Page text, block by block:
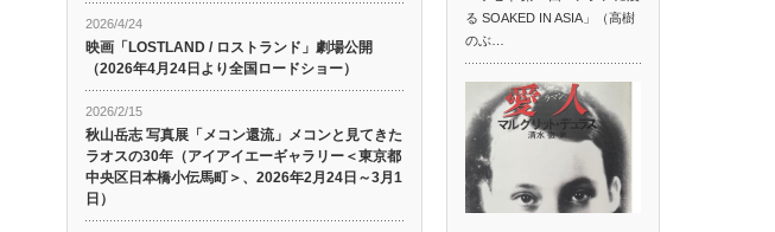
2026/4/24
映画「LOSTLAND / ロストランド」劇場公開
（2026年4月24日より全国ロードショー）
2026/2/15
秋山岳志 写真展「メコン還流」メコンと見てきた
ラオスの30年（アイアイエーギャラリー＜東京都
中央区日本橋小伝馬町＞、2026年2月24日～3月1
日）
る SOAKED IN ASIA」（高樹
のぶ…